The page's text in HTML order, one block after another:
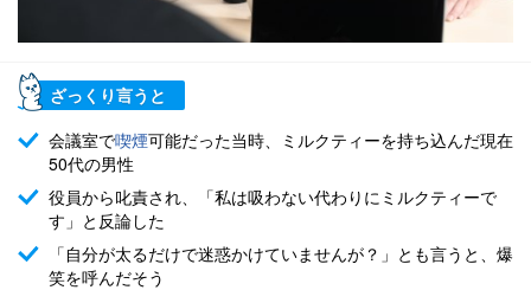
ざっくり言うと
会議室で喫煙可能だった当時、ミルクティーを持ち込んだ現在
50代の男性
役員から叱責され、「私は吸わない代わりにミルクティーで
す」と反論した
「自分が太るだけで迷惑かけていませんが？」とも言うと、爆
笑を呼んだそう